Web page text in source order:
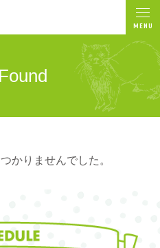
MENU
かりませんでした。